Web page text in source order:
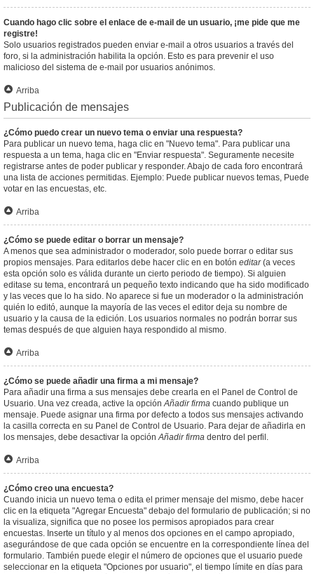
Cuando hago clic sobre el enlace de e-mail de un usuario, ¡me pide que me
registre!
Solo usuarios registrados pueden enviar e-mail a otros usuarios a través del
foro, si la administración habilita la opción. Esto es para prevenir el uso
malicioso del sistema de e-mail por usuarios anónimos.
Arriba
Publicación de mensajes
¿Cómo puedo crear un nuevo tema o enviar una respuesta?
Para publicar un nuevo tema, haga clic en "Nuevo tema". Para publicar una
respuesta a un tema, haga clic en "Enviar respuesta". Seguramente necesite
registrarse antes de poder publicar y responder. Abajo de cada foro encontrará
una lista de acciones permitidas. Ejemplo: Puede publicar nuevos temas, Puede
votar en las encuestas, etc.
Arriba
¿Cómo se puede editar o borrar un mensaje?
A menos que sea administrador o moderador, solo puede borrar o editar sus
propios mensajes. Para editarlos debe hacer clic en en botón editar(a veces
esta opción solo es válida durante un cierto periodo de tiempo). Si alguien
editase su tema, encontrará un pequeño texto indicando que ha sido modificado
y las veces que lo ha sido. No aparece si fue un moderador o la administración
quién lo editó, aunque la mayoría de las veces el editor deja su nombre de
usuario y la causa de la edición. Los usuarios normales no podrán borrar sus
temas después de que alguien haya respondido al mismo.
Arriba
¿Cómo se puede añadir una firma a mi mensaje?
Para añadir una firma a sus mensajes debe crearla en el Panel de Control de
Usuario. Una vez creada, active la opciónAñadir firma cuando publique un
mensaje. Puede asignar una firma por defecto a todos sus mensajes activando
la casilla correcta en su Panel de Control de Usuario. Para dejar de añadirla en
los mensajes, debe desactivar la opciónAñadir firma dentro del perfil.
Arriba
¿Cómo creo una encuesta?
Cuando inicia un nuevo tema o edita el primer mensaje del mismo, debe hacer
clic en la etiqueta "Agregar Encuesta" debajo del formulario de publicación; si no
la visualiza, significa que no posee los permisos apropiados para crear
encuestas. Inserte un título y al menos dos opciones en el campo apropiado,
asegurándose de que cada opción se encuentre en la correspondiente línea del
formulario. También puede elegir el número de opciones que el usuario puede
seleccionar en la etiqueta "Opciones por usuario", el tiempo límite en días para